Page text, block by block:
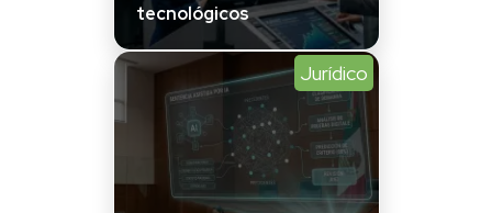
tecnológicos
Jurídico